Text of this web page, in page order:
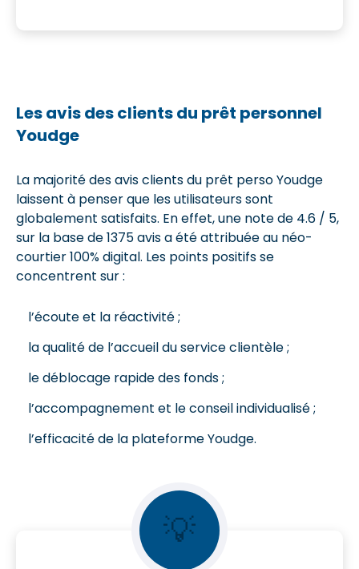
Les avis des clients du prêt personnel
Youdge
La majorité des avis clients du prêt perso Youdge
laissent à penser que les utilisateurs sont
globalement satisfaits. En effet, une note de 4.6 / 5,
sur la base de 1375 avis a été attribuée au néo-
courtier 100% digital. Les points positifs se
concentrent sur :
l’écoute et la réactivité ;
la qualité de l’accueil du service clientèle ;
le déblocage rapide des fonds ;
l’accompagnement et le conseil individualisé ;
l’efficacité de la plateforme Youdge.
💡